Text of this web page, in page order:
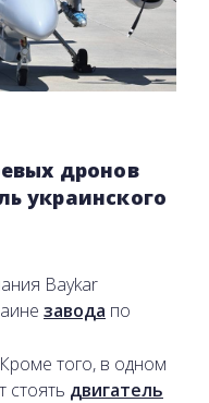
дронов
украинского
Baykar
завода по
того, в одном
стоять двигатель